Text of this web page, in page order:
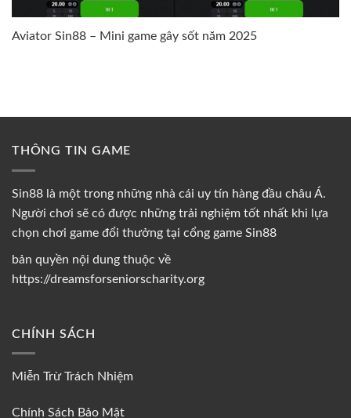
Aviator Sin88 – Mini game gây sốt năm 2025
THÔNG TIN GAME
Sin88 là một trong những nhà cái uy tín hàng đầu châu Á.
Người chơi sẽ có được những trải nghiệm tốt nhất khi lựa
chọn chơi game đổi thưởng tại cổng game Sin88
bản quyền nội dung thuộc về
https://dreamsforseniorscharity.org
CHÍNH SÁCH
Miễn Trừ Trách Nhiệm
Chính Sách Bảo Mật